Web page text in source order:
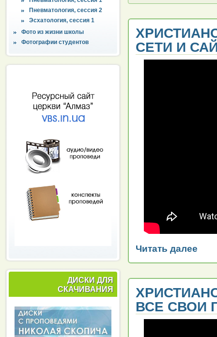
Пневматология, сессия 2
Эсхатология, сессия 1
Фото из жизни школы
Фотографии студентов
ДИСКИ ДЛЯ
СКАЧИВАНИЯ
СЕТИ И
Читать далее
ВСЕ СВОИ